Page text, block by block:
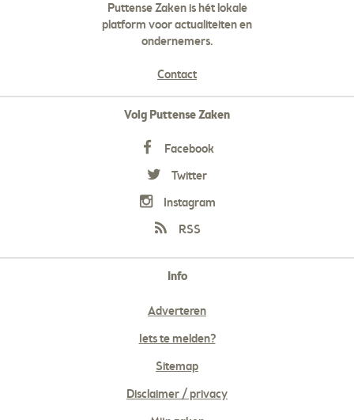
Puttense Zaken is hét lokale
platform voor actualiteiten en
ondernemers.
Contact
Volg Puttense Zaken
Facebook
Twitter
Instagram
RSS
Info
Adverteren
Iets te melden?
Sitemap
Disclaimer / privacy